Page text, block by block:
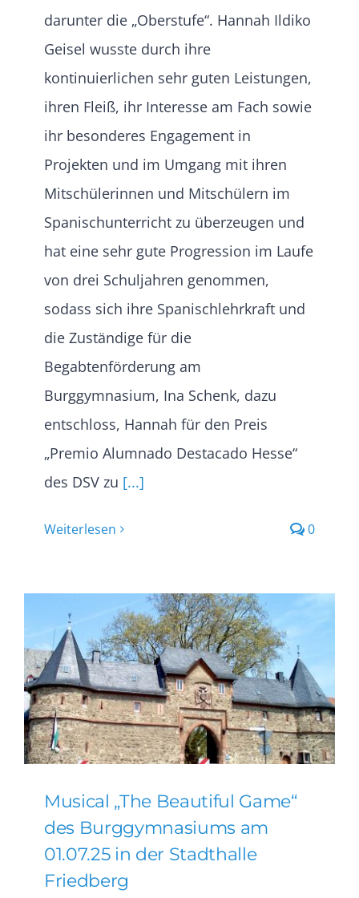
darunter die „Oberstufe“. Hannah Ildiko
Geisel wusste durch ihre
kontinuierlichen sehr guten Leistungen,
ihren Fleiß, ihr Interesse am Fach sowie
ihr besonderes Engagement in
Projekten und im Umgang mit ihren
Mitschülerinnen und Mitschülern im
Spanischunterricht zu überzeugen und
hat eine sehr gute Progression im Laufe
von drei Schuljahren genommen,
sodass sich ihre Spanischlehrkraft und
die Zuständige für die
Begabtenförderung am
Burggymnasium, Ina Schenk, dazu
entschloss, Hannah für den Preis
„Premio Alumnado Destacado Hesse“
des DSV zu [...]
Weiterlesen 0
Musical „The Beautiful Game“
des Burggymnasiums am
01.07.25 in der Stadthalle
Friedberg